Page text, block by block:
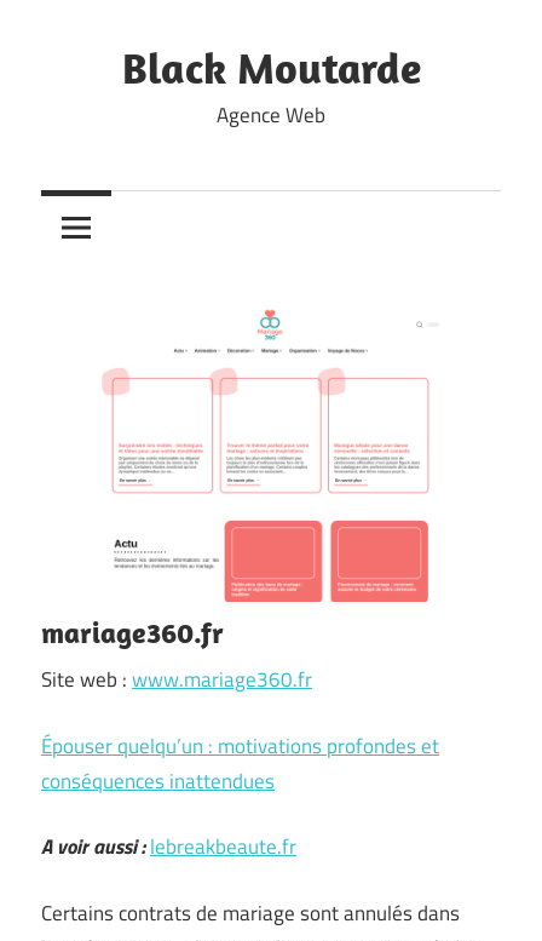
Black Moutarde
Agence Web
mariage360.fr
Site web :www.mariage360.fr
Épouser quelqu’un : motivations profondes et
conséquences inattendues
A voir aussi :lebreakbeaute.fr
Certains contrats de mariage sont annulés dans